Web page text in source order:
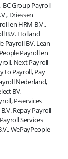
BC Group Payroll
Driessen
en HRM B.V.,
B.V. Holland
Payroll BV, Lean
Payroll en
Next Payroll
to Payroll, Pay
Nederland,
BV,
P-services
Repay Payroll
Services
WePayPeople